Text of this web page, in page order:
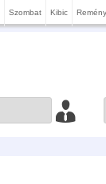
Szombat Kibic Remény